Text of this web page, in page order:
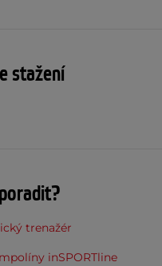
stažení
trenažér
inSPORTline